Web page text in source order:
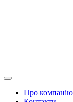
Про компанію